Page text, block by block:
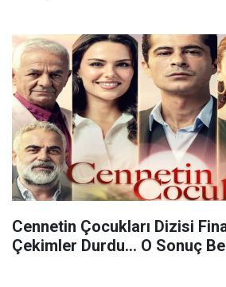
Cennetin Çocukları Dizisi
Çekimler Durdu... O Sonuç